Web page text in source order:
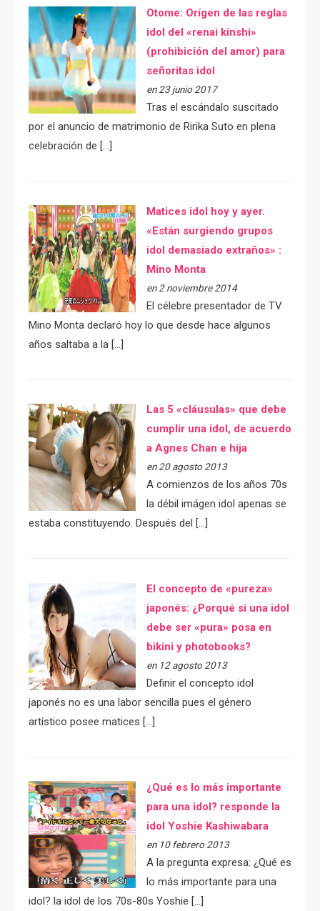
Otome: Orígen de las reglas
idol del «renai kinshi»
(prohibición del amor) para
señoritas idol
en 23 junio 2017
Tras el escándalo suscitado
por el anuncio de matrimonio de Ririka Suto en plena
celebración de […]
Matices idol hoy y ayer.
«Están surgiendo grupos
idol demasiado extraños» :
Mino Monta
en 2 noviembre 2014
El célebre presentador de TV
Mino Monta declaró hoy lo que desde hace algunos
años saltaba a la […]
Las 5 «cláusulas» que debe
cumplir una idol, de acuerdo
a Agnes Chan e hija
en 20 agosto 2013
A comienzos de los años 70s
la débil imágen idol apenas se
estaba constituyendo. Después del […]
El concepto de «pureza»
japonés: ¿Porqué si una idol
debe ser «pura» posa en
bikini y photobooks?
en 12 agosto 2013
Definir el concepto idol
japonés no es una labor sencilla pues el género
artístico posee matices […]
¿Qué es lo más importante
para una idol? responde la
idol Yoshie Kashiwabara
en 10 febrero 2013
A la pregunta expresa: ¿Qué es
lo más importante para una
idol? la idol de los 70s-80s Yoshie […]